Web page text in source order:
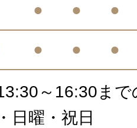
● ● ●
● ● ●
～16:30まで
日曜・祝日